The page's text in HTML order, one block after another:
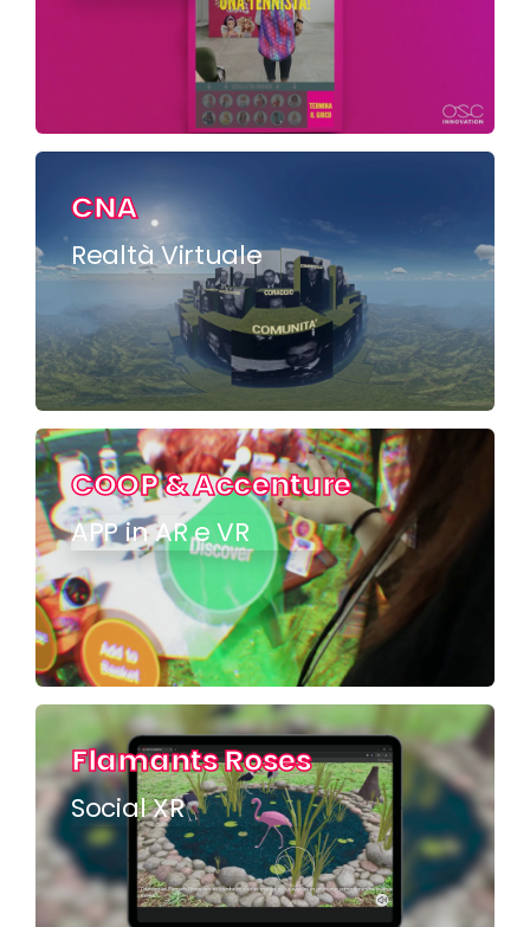
CNA
Realtà Virtuale
COOP & Accenture
APP in AR e VR
Flamants Roses
Social XR